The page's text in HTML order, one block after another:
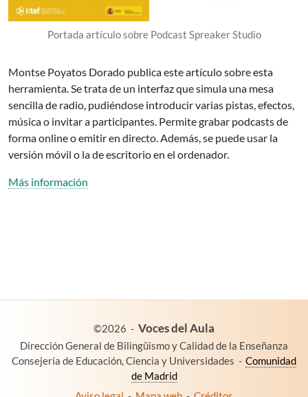
Portada artículo sobre Podcast Spreaker Studio
Montse Poyatos Dorado publica este artículo sobre esta
herramienta. Se trata de un interfaz que simula una mesa
sencilla de radio, pudiéndose introducir varias pistas, efectos,
música o invitar a participantes. Permite grabar podcasts de
forma online o emitir en directo. Además, se puede usar la
versión móvil o la de escritorio en el ordenador.
Más información
©2026 - Voces del Aulaes un proyecto de:
Dirección General de Bilingüismo y Calidad de la Enseñanza
Consejería de Educación, Ciencia y Universidades - Comunidad
de Madrid